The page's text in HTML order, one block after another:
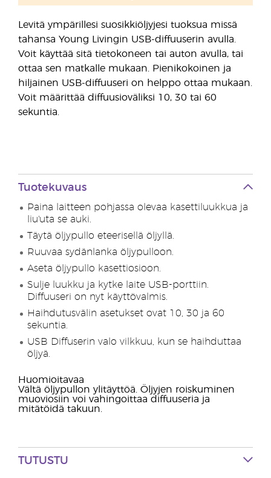
Levitä ympärillesi suosikkiöljyjesi tuoksua missä
tahansa Young Livingin USB-diffuuserin avulla.
Voit käyttää sitä tietokoneen tai auton avulla, tai
ottaa sen matkalle mukaan. Pienikokoinen ja
hiljainen USB-diffuuseri on helppo ottaa mukaan.
Voit määrittää diffuusioväliksi 10, 30 tai 60
sekuntia.
Tuotekuvaus
Paina laitteen pohjassa olevaa kasettiluukkua ja
liu'uta se auki.
Täytä öljypullo eteerisellä öljyllä.
Ruuvaa sydänlanka öljypulloon.
Aseta öljypullo kasettiosioon.
Sulje luukku ja kytke laite USB-porttiin.
Diffuuseri on nyt käyttövalmis.
Haihdutusvälin asetukset ovat 10, 30 ja 60
sekuntia.
USB Diffuserin valo vilkkuu, kun se haihduttaa
öljyä.
Huomioitavaa
Vältä öljypullon ylitäyttöä. Öljyjen roiskuminen
muoviosiin voi vahingoittaa diffuuseria ja
mitätöidä takuun.
TUTUSTU